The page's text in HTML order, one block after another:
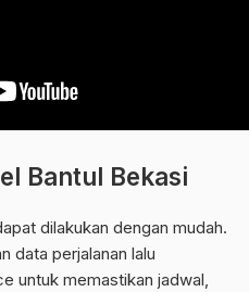
Bantul Bekasi
dilakukan dengan mudah.
data perjalanan lalu
untuk memastikan jadwal,